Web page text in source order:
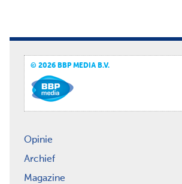
© 2026 BBP MEDIA B.V.
Opinie
Archief
Magazine